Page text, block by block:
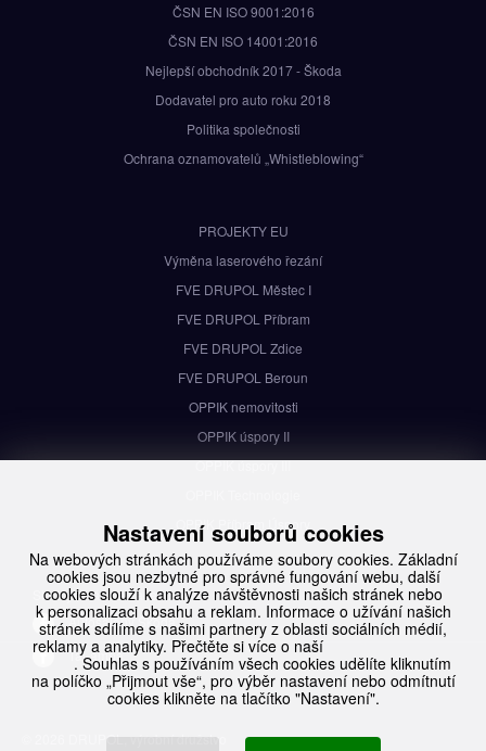
Nastavení souborů cookies
Na webových stránkách používáme soubory cookies. Základní
cookies jsou nezbytné pro správné fungování webu, další
cookies slouží k analýze návštěvnosti našich stránek nebo
k personalizaci obsahu a reklam. Informace o užívání našich
stránek sdílíme s našimi partnery z oblasti sociálních médií,
reklamy a analytiky. Přečtěte si více o naší
. Souhlas s používáním všech cookies udělíte kliknutím
na políčko „Přijmout vše“, pro výběr nastavení nebo odmítnutí
cookies klikněte na tlačítko "Nastavení".
ČSN EN ISO 9001:2016
ČSN EN ISO 14001:2016
Nejlepší obchodník 2017 - Škoda
Dodavatel pro auto roku 2018
Politika společnosti
Ochrana oznamovatelů „Whistleblowing“
PROJEKTY EU
Výměna laserového řezání
FVE DRUPOL Městec I
FVE DRUPOL Příbram
FVE DRUPOL Zdice
FVE DRUPOL Beroun
OPPIK nemovitosti
OPPIK úspory II
OPPIK úspory III
OPPIK Příbram Úspory
Sledujte nás na Facebooku
Autosalony Škoda
TaLampa
© 2026 DRUPOL, výrobní družstvo